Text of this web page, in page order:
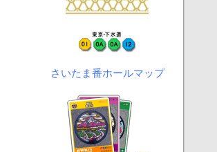
さいたま番ホールマップ